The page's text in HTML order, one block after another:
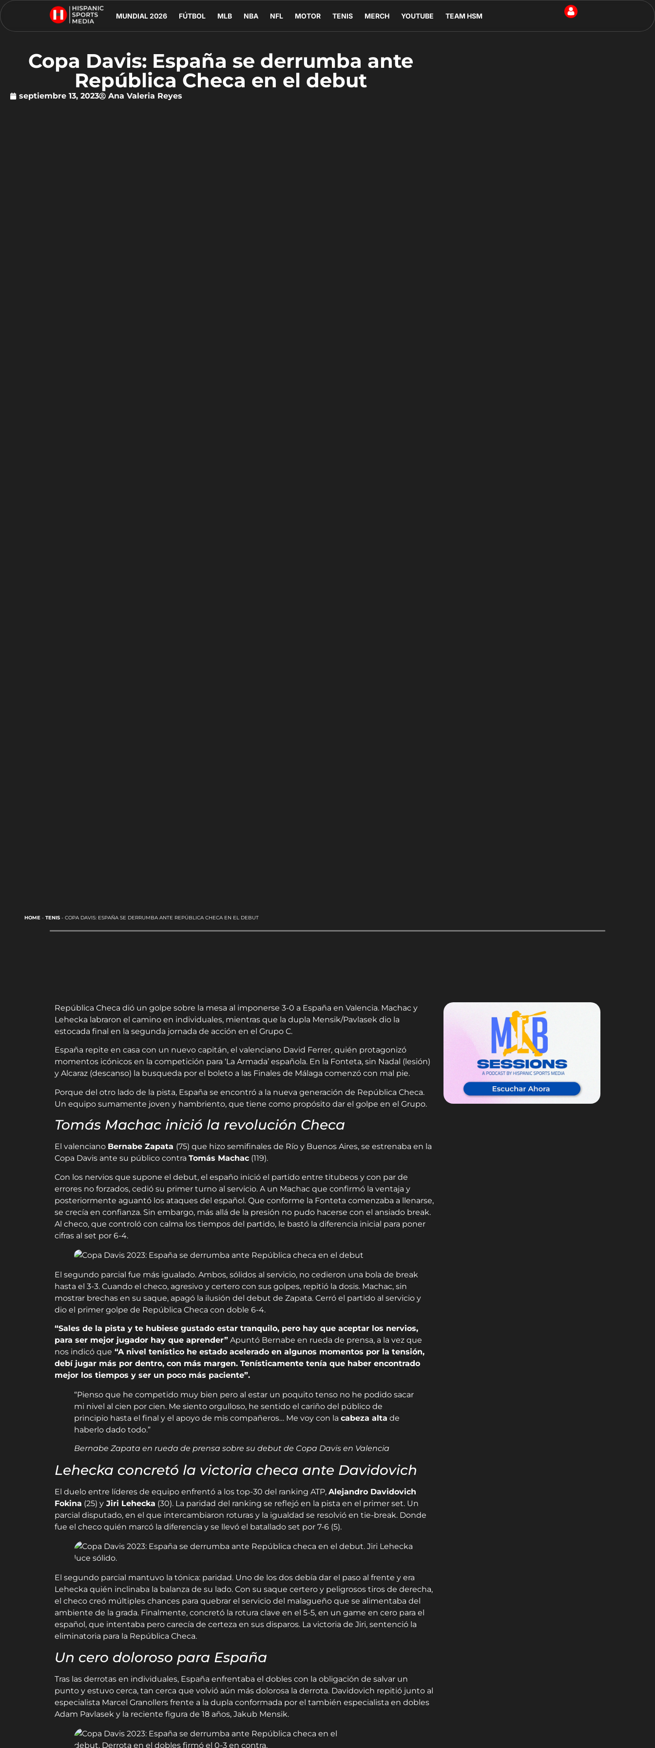
MUNDIAL 2026 FÚTBOL MLB NBA NFL MOTOR TENIS MERCH YOUTUBE TEAM HSM
Copa Davis: España se derrumba ante
República Checa en el debut
septiembre 13, 2023 Ana Valeria Reyes
HOME- TENIS- COPA DAVIS: ESPAÑA SE DERRUMBA ANTE REPÚBLICA CHECA EN EL DEBUT
República Checa dió un golpe sobre la mesa al imponerse 3-0 a España en Valencia. Machac y
Lehecka labraron el camino en individuales, mientras que la dupla Mensik/Pavlasek dio la
estocada final en la segunda jornada de acción en el Grupo C.
España repite en casa con un nuevo capitán, el valenciano David Ferrer, quién protagonizó
momentos icónicos en la competición para ‘La Armada’ española. En la Fonteta, sin Nadal (lesión)
y Alcaraz (descanso) la busqueda por el boleto a las Finales de Málaga comenzó con mal pie.
Porque del otro lado de la pista, España se encontró a la nueva generación de República Checa.
Un equipo sumamente joven y hambriento, que tiene como propósito dar el golpe en el Grupo.
Tomás Machac inició la revolución Checa
El valenciano Bernabe Zapata (75) que hizo semifinales de Río y Buenos Aires, se estrenaba en la
Copa Davis ante su público contra Tomás Machac (119).
Con los nervios que supone el debut, el españo inició el partido entre titubeos y con par de
errores no forzados, cedió su primer turno al servicio. A un Machac que confirmó la ventaja y
posteriormente aguantó los ataques del español. Que conforme la Fonteta comenzaba a llenarse,
se crecía en confianza. Sin embargo, más allá de la presión no pudo hacerse con el ansiado break.
Al checo, que controló con calma los tiempos del partido, le bastó la diferencia inicial para poner
cifras al set por 6-4.
El segundo parcial fue más igualado. Ambos, sólidos al servicio, no cedieron una bola de break
hasta el 3-3. Cuando el checo, agresivo y certero con sus golpes, repitió la dosis. Machac, sin
mostrar brechas en su saque, apagó la ilusión del debut de Zapata. Cerró el partido al servicio y
dio el primer golpe de República Checa con doble 6-4.
“Sales de la pista y te hubiese gustado estar tranquilo, pero hay que aceptar los nervios,
para ser mejor jugador hay que aprender” Apuntó Bernabe en rueda de prensa, a la vez que
nos indicó que “A nivel tenístico he estado acelerado en algunos momentos por la tensión,
debí jugar más por dentro, con más margen. Tenísticamente tenía que haber encontrado
mejor los tiempos y ser un poco más paciente”.
“Pienso que he competido muy bien pero al estar un poquito tenso no he podido sacar
mi nivel al cien por cien. Me siento orgulloso, he sentido el cariño del público de
principio hasta el final y el apoyo de mis compañeros… Me voy con la cabeza alta de
haberlo dado todo.”
Bernabe Zapata en rueda de prensa sobre su debut de Copa Davis en Valencia
Lehecka concretó la victoria checa ante Davidovich
El duelo entre líderes de equipo enfrentó a los top-30 del ranking ATP, Alejandro Davidovich
Fokina (25) y Jiri Lehecka (30). La paridad del ranking se reflejó en la pista en el primer set. Un
parcial disputado, en el que intercambiaron roturas y la igualdad se resolvió en tie-break. Donde
fue el checo quién marcó la diferencia y se llevó el batallado set por 7-6 (5).
El segundo parcial mantuvo la tónica: paridad. Uno de los dos debía dar el paso al frente y era
Lehecka quién inclinaba la balanza de su lado. Con su saque certero y peligrosos tiros de derecha,
el checo creó múltiples chances para quebrar el servicio del malagueño que se alimentaba del
ambiente de la grada. Finalmente, concretó la rotura clave en el 5-5, en un game en cero para el
español, que intentaba pero carecía de certeza en sus disparos. La victoria de Jiri, sentenció la
eliminatoria para la República Checa.
Un cero doloroso para España
Tras las derrotas en individuales, España enfrentaba el dobles con la obligación de salvar un
punto y estuvo cerca, tan cerca que volvió aún más dolorosa la derrota. Davidovich repitió junto al
especialista Marcel Granollers frente a la dupla conformada por el también especialista en dobles
Adam Pavlasek y la reciente figura de 18 años, Jakub Mensik.